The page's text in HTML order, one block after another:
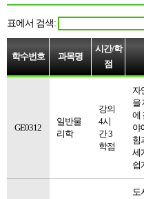
표에서 검색:
학수번호 과목명
시간/학
점
GE0312
일반물
리학
강의
4시
간 3
학점
자
을
에
야
힘
세
쉽
도